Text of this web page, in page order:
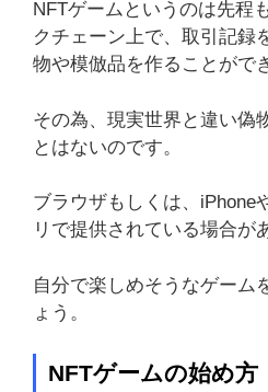
NFTゲームというのは先程
クチェーン上で、取引記録
物や模倣品を作ることがで
その為、現実世界と違い偽
とはないのです。
ブラウザもしくは、iPhone
リで提供されている場合が
自分で楽しめそうなゲーム
ょう。
NFTゲームの始め方